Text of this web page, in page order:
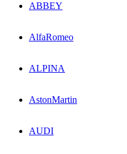
ABBEY
AlfaRomeo
ALPINA
AstonMartin
AUDI